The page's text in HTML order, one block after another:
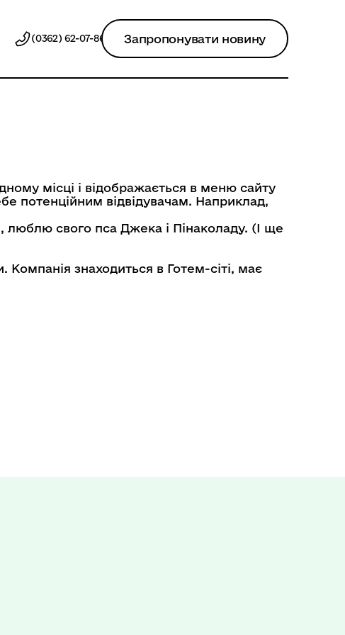
(0362) 62-07-86 Запропонувати новину
місці і відображається в меню сайту
потенційним відвідувачам. Наприклад,
люблю свого пса Джека і Пінаколаду. (І ще
Компанія знаходиться в Готем-сіті, має